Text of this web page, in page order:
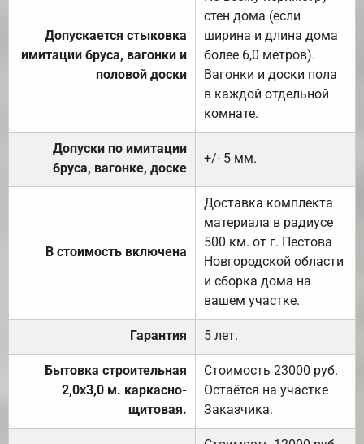
Допускается стыковка
имитации бруса, вагонки и
половой доски
стен дома (если
ширина и длина дома
более 6,0 метров).
Вагонки и доски пола
в каждой отдельной
комнате.
Допуски по имитации
бруса, вагонке, доске
+/- 5 мм.
В стоимость включена
Доставка комплекта
материала в радиусе
500 км. от г. Пестова
Новгородской области
и сборка дома на
вашем участке.
Гарантия 5 лет.
Бытовка строительная
2,0х3,0 м. каркасно-
щитовая.
Стоимость 23000 руб.
Остаётся на участке
Заказчика.